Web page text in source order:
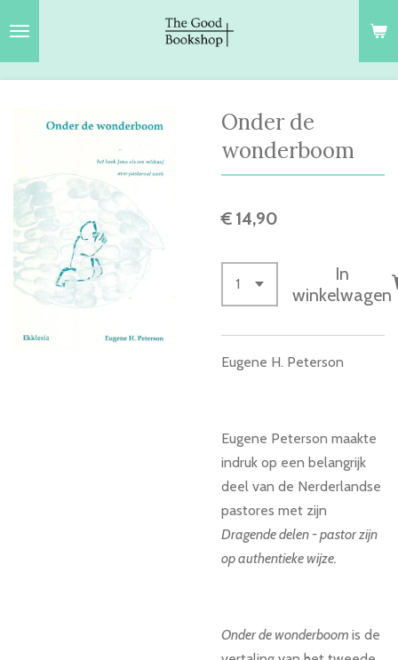
Onder de
wonderboom
€ 14,90
In
winkelwagen
Eugene H. Peterson
Eugene Peterson maakte
indruk op een belangrijk
deel van de Nerderlandse
pastores met zijn
Dragende delen - pastor zijn
op authentieke wijze.
Onder de wonderboom is de